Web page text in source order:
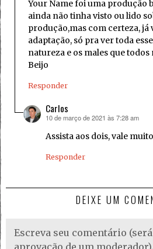
Your Name foi uma produção
ainda não tinha visto ou lido
produção,mas com certeza,
adaptação, só pra ver toda
natureza e os males que
Beijo
Responder
Carlos
disse:
10 de março de 2021 às 7:28 am
Assista aos dois, vale
Responder
DEIXE UM